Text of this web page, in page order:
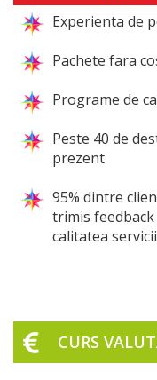
Experienta de
Pachete fara
Programe de
Peste 40 de
prezent
95% dintre
trimis
calitatea
CURS